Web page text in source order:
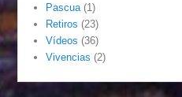
Pascua (1)
Retiros (23)
Vídeos (36)
Vivencias (2)